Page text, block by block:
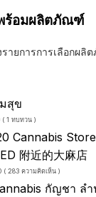
ร้อมผลิตภัณฑ์
ายการการเลือกผลิ
สุข
( 1 ทบทวน )
Cannabis
附近的大麻店
( 283 ความคิดเห็น )
กัญชา ลำ